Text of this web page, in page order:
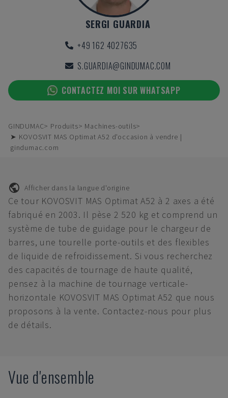
SERGI GUARDIA
+49 162 4027635
S.GUARDIA@GINDUMAC.COM
CONTACTEZ MOI SUR WHATSAPP
GINDUMAC Produits
Machines-outils
➤ KOVOSVIT MAS Optimat A52 d'occasion à vendre |
gindumac.com
Afficher dans la langue d'origine
Ce tour KOVOSVIT MAS Optimat A52 à 2 axes a été
fabriqué en 2003. Il pèse 2 520 kg et comprend un
système de tube de guidage pour le chargeur de
barres, une tourelle porte-outils et des flexibles
de liquide de refroidissement. Si vous recherchez
des capacités de tournage de haute qualité,
pensez à la machine de tournage verticale-
horizontale KOVOSVIT MAS Optimat A52 que nous
proposons à la vente. Contactez-nous pour plus
de détails.
Vue d'ensemble